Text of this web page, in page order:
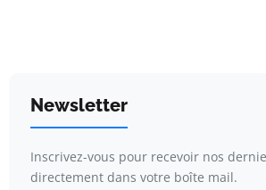
Newsletter
Inscrivez-vous pour recevoir nos
directement dans votre boîte mail.